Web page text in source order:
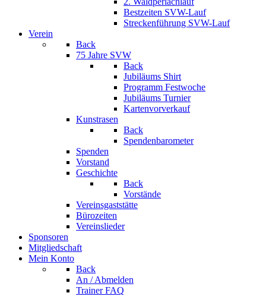
Bestzeiten SVW-Lauf
Streckenführung SVW-Lauf
Verein
Back
75 Jahre SVW
Back
Jubiläums Shirt
Programm Festwoche
Jubiläums Turnier
Kartenvorverkauf
Kunstrasen
Back
Spendenbarometer
Spenden
Vorstand
Geschichte
Back
Vorstände
Vereinsgaststätte
Bürozeiten
Vereinslieder
Sponsoren
Mitgliedschaft
Mein Konto
Back
An / Abmelden
Trainer FAQ